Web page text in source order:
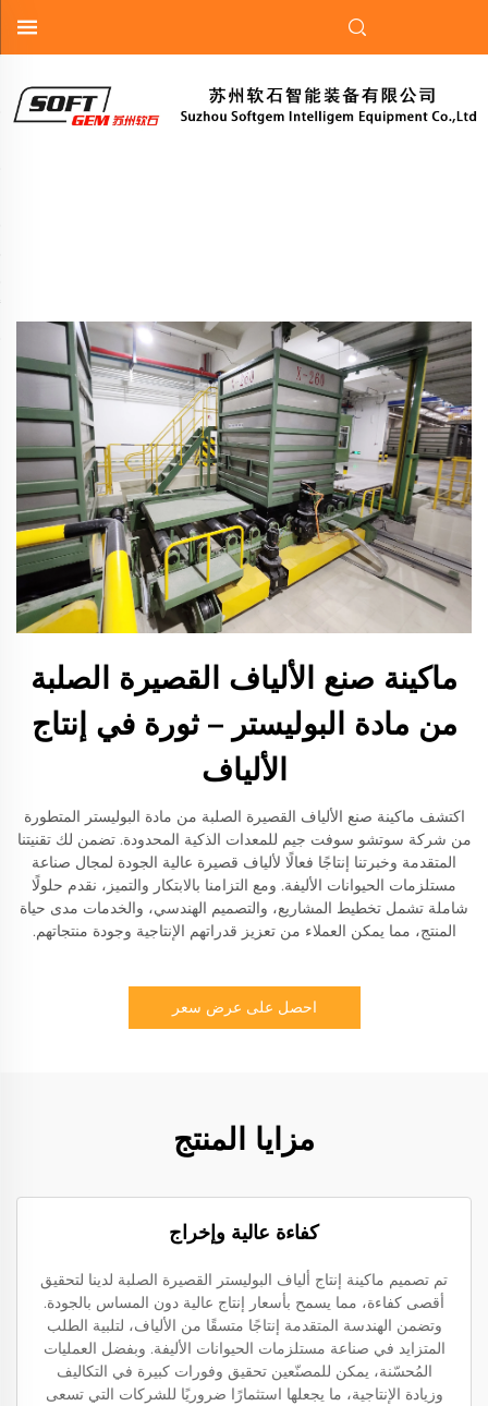
ماكينة صنع الألياف القصيرة الصلبة
من مادة البوليستر – ثورة في إنتاج
الألياف
اكتشف ماكينة صنع الألياف القصيرة الصلبة من مادة البوليستر المتطورة
من شركة سوتشو سوفت جيم للمعدات الذكية المحدودة. تضمن لك تقنيتنا
المتقدمة وخبرتنا إنتاجًا فعالًا لألياف قصيرة عالية الجودة لمجال صناعة
مستلزمات الحيوانات الأليفة. ومع التزامنا بالابتكار والتميز، نقدم حلولًا
شاملة تشمل تخطيط المشاريع، والتصميم الهندسي، والخدمات مدى حياة
المنتج، مما يمكن العملاء من تعزيز قدراتهم الإنتاجية وجودة منتجاتهم.
احصل على عرض سعر
مزايا المنتج
كفاءة عالية وإخراج
تم تصميم ماكينة إنتاج ألياف البوليستر القصيرة الصلبة لدينا لتحقيق
أقصى كفاءة، مما يسمح بأسعار إنتاج عالية دون المساس بالجودة.
وتضمن الهندسة المتقدمة إنتاجًا متسقًا من الألياف، لتلبية الطلب
المتزايد في صناعة مستلزمات الحيوانات الأليفة. وبفضل العمليات
المُحسّنة، يمكن للمصنّعين تحقيق وفورات كبيرة في التكاليف
وزيادة الإنتاجية، ما يجعلها استثمارًا ضروريًا للشركات التي تسعى